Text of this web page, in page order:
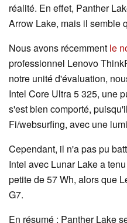
réalité. En effet, Panther
Arrow Lake, mais il semble
Nous avons récemment le
professionnel Lenovo
notre unité d'évaluation,
Intel Core Ultra 5 325, une
s'est bien comporté,
Fi/websurfing, avec une
Cependant, il n'a pas pu
Intel avec Lunar Lake a
petite de 57 Wh, alors que
G7.
En résumé : Panther Lake